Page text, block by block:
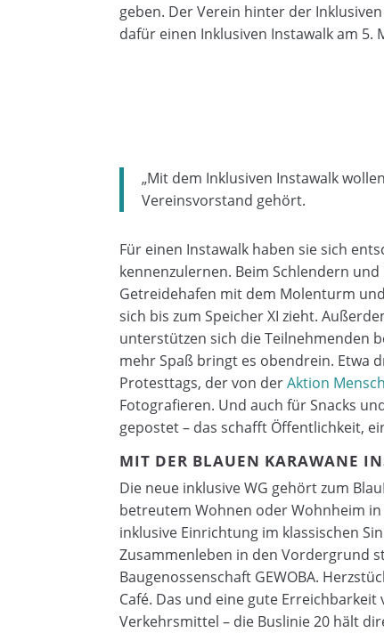
geben. Der Verein hinter der
dafür einen Inklusiven Instawalk am 5.
„Mit dem Inklusiven Instawalk
Vereinsvorstand gehört.
Für einen Instawalk haben sie sich
kennenzulernen. Beim Schlendern
Getreidehafen mit dem Molenturm
sich bis zum Speicher XI zieht.
unterstützen sich die Teilnehmenden
mehr Spaß bringt es obendrein. Etwa
Protesttags, der von derAktion Mensch
Fotografieren. Und auch für Snacks
gepostet – das schafft Öffentlichkeit,
MIT DER BLAUEN KARAWANE
Die neue inklusive WG gehört zum
betreutem Wohnen oder Wohnheim
inklusive Einrichtung im klassischen
Zusammenleben in den Vordergrund
Baugenossenschaft GEWOBA.
Café. Das und eine gute
Verkehrsmittel – die Buslinie 20 hält